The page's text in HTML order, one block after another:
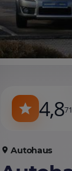
4,8
Autohaus